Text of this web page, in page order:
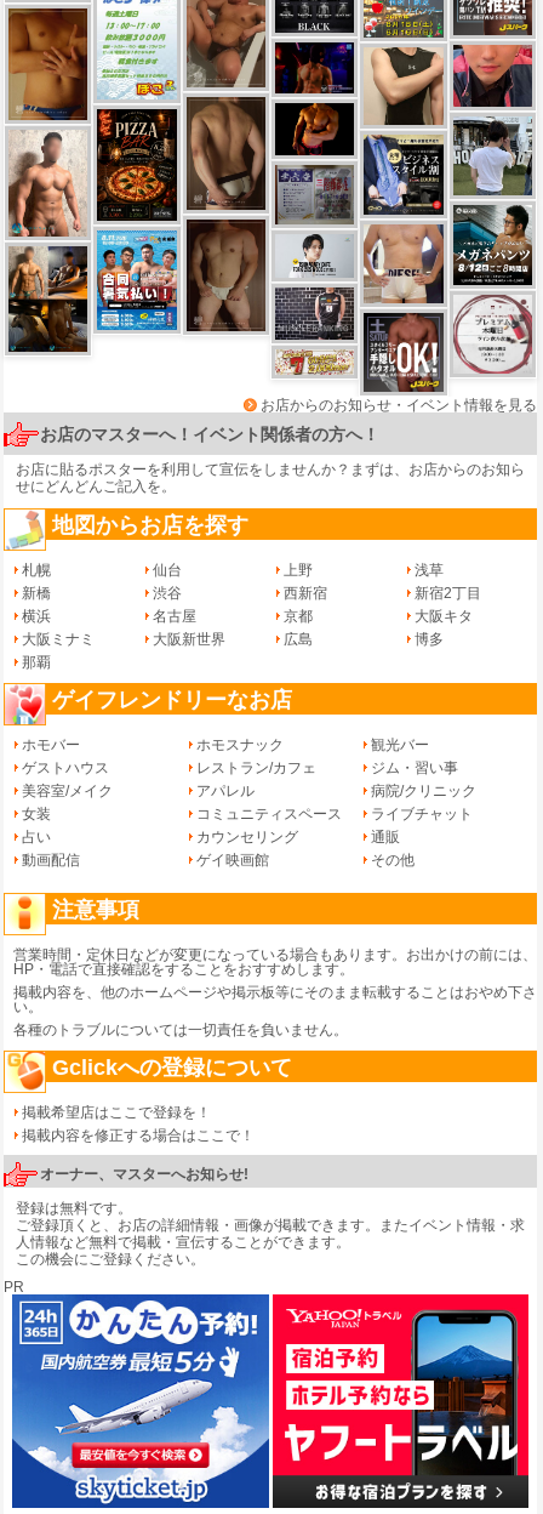
お店からのお知らせ・イベント情報を見る
お店のマスターへ！イベント関係者の方へ！
お店に貼るポスターを利用して宣伝をしませんか？まずは、 お店からのお知ら
せにどんどんご記入を。
地図からお店を探す
札幌 仙台 上野
浅草
新橋
渋谷 西新宿
新宿2丁目
横浜
名古屋 京都
大阪キタ
大阪ミナミ
大阪新世界 広島
博多
那覇
ゲイフレンドリーなお店
ホモバー ホモスナック
観光バー
ゲストハウス
レストラン/カフェ
ジム・習い事
美容室/メイク
アパレル
病院/クリニック
女装
コミュニティスペース
ライブチャット
占い
カウンセリング
通販
動画配信
ゲイ映画館 その他
注意事項
営業時間・定休日などが変更になっている場合もあります。お出かけの前には、
HP・電話で直接確認をすることをおすすめします。
掲載内容を、他のホームページや掲示板等にそのまま転載することはおやめ下さ
い。
各種のトラブルについては一切責任を負いません。
Gclickへの登録について
掲載希望店はここで登録を！
掲載内容を修正する場合はここで！
オーナー、マスターへお知らせ!
登録は無料です。
ご登録頂くと、お店の詳細情報・画像が掲載できます。またイベント情報・求
人情報など無料で掲載・宣伝することができます。
この機会にご登録ください。
PR